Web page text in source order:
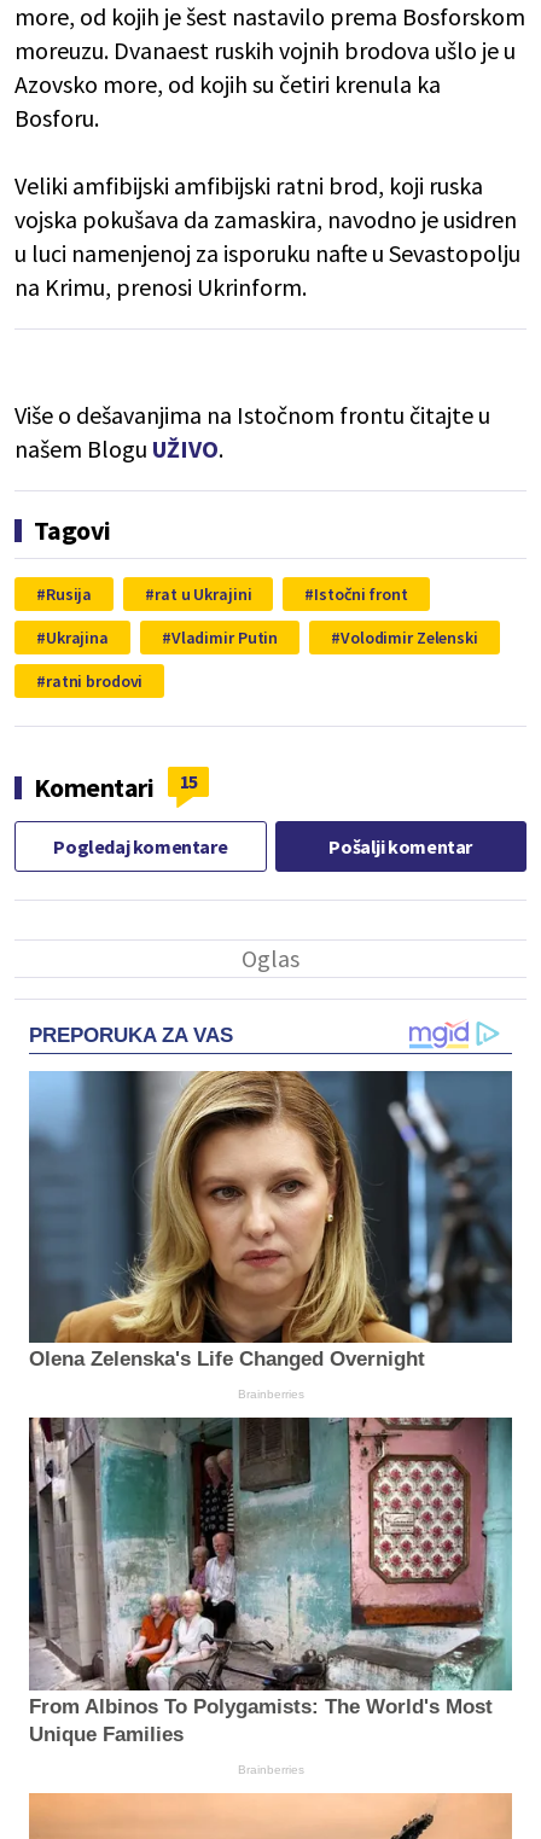
more, od kojih je šest nastavilo prema Bosforskom
moreuzu. Dvanaest ruskih vojnih brodova ušlo je u
Azovsko more, od kojih su četiri krenula ka
Bosforu.
Veliki amfibijski amfibijski ratni brod, koji ruska
vojska pokušava da zamaskira, navodno je usidren
u luci namenjenoj za isporuku nafte u Sevastopolju
na Krimu, prenosi Ukrinform.
Više o dešavanjima na Istočnom frontu čitajte u
našem Blogu UŽIVO.
Tagovi
Rusija rat u Ukrajini
Istočni front
Ukrajina
Vladimir Putin
Volodimir Zelenski
ratni brodovi
Komentari 15
Pogledaj komentare Pošalji komentar
PREPORUKA ZA VAS
Olena Zelenska's Life Changed Overnight
Brainberries
From Albinos To Polygamists: The World's Most
Unique Families
Brainberries